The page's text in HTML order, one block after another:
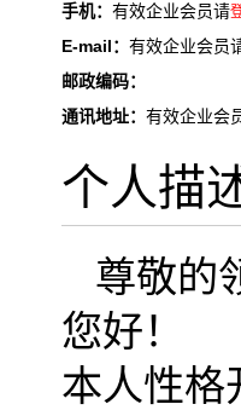
手机： 有效企业会员请
E-mail： 有效企业会员
邮政编码：
通讯地址： 有效企业会
个人描
尊敬的
您好！
本人性格